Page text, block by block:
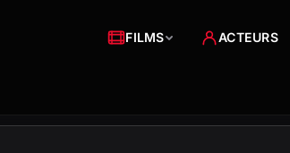
FILMS ACTEURS